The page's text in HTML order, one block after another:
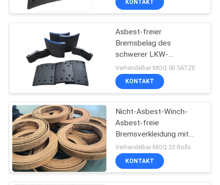
KONTAKT
Asbest-freier
Bremsbelag des
schwerer LKW-
Bremsbelag-
19094/0509127790/
BPW
Verhandelbar MOQ:50 SÄTZE
KONTAKT
Nicht-Asbest-Winch-
Asbest-freie
Bremsverkleidung mit
Messingdraht-Winch-
Gewebter
Bremsverkleidung
Verhandelbar MOQ:20 Rolls
KONTAKT